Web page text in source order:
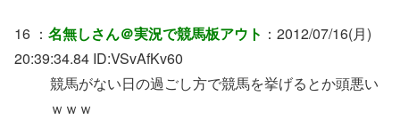
16 ： 名無しさん＠実況で競馬板アウト ：2012/07/16(月)
20:39:34.84 ID:VSvAfKv60
競馬がない日の過ごし方で競馬を挙げるとか頭悪い
ｗｗｗ